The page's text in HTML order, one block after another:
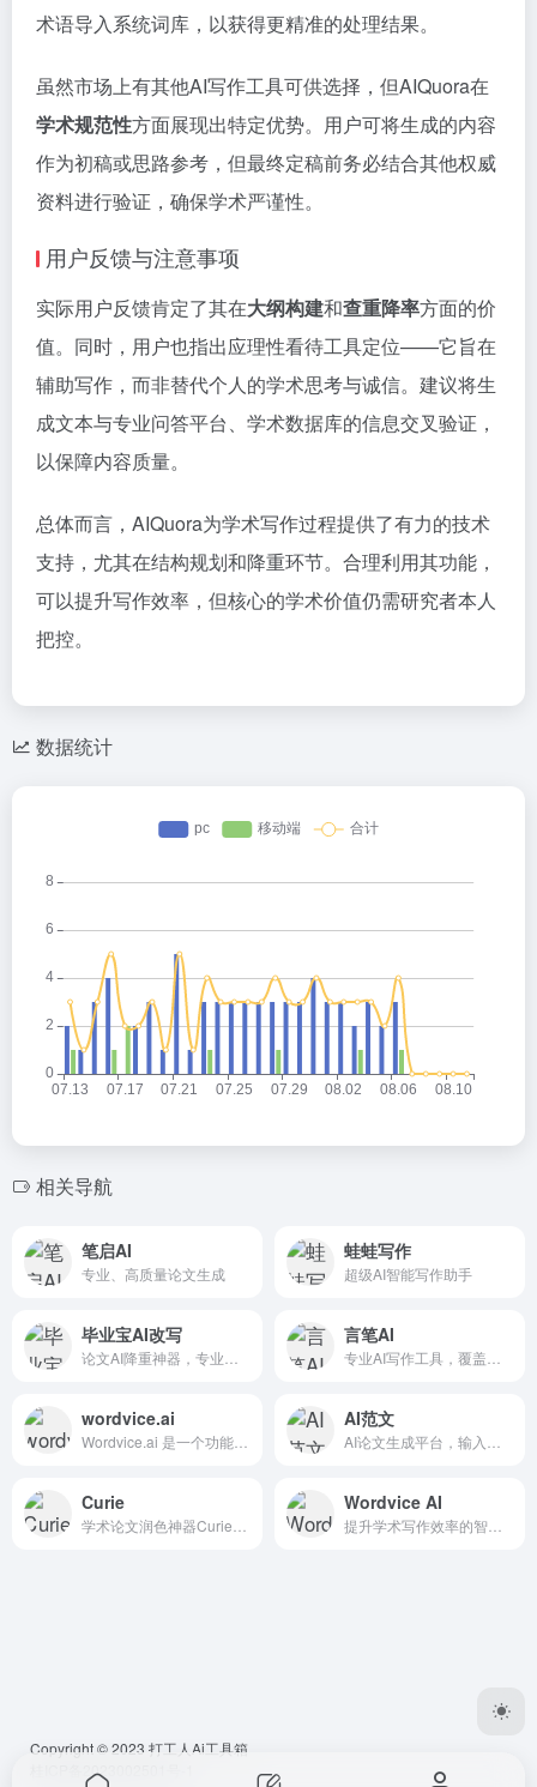
术语导入系统词库，以获得更精准的处理结果。
虽然市场上有其他AI写作工具可供选择，但AIQuora在
学术规范性方面展现出特定优势。用户可将生成的内容
作为初稿或思路参考，但最终定稿前务必结合其他权威
资料进行验证，确保学术严谨性。
用户反馈与注意事项
实际用户反馈肯定了其在大纲构建和查重降率方面的价
值。同时，用户也指出应理性看待工具定位——它旨在
辅助写作，而非替代个人的学术思考与诚信。建议将生
成文本与专业问答平台、学术数据库的信息交叉验证，
以保障内容质量。
总体而言，AIQuora为学术写作过程提供了有力的技术
支持，尤其在结构规划和降重环节。合理利用其功能，
可以提升写作效率，但核心的学术价值仍需研究者本人
把控。
数据统计
相关导航
笔启AI
专业、高质量论文生成
蛙蛙写作
超级AI智能写作助手
毕业宝AI改写 言笔AI
wordvice.ai AI范文
Curie Wordvice AI
Copyright © 2023 打工人Ai工具箱
桂ICP备2023002501号-1